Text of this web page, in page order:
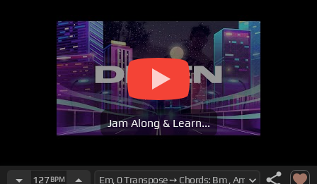
Jam Along & Learn...
127BPM